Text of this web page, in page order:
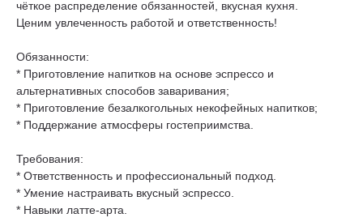
чёткое распределение обязанностей, вкусная кухня.
Ценим увлеченность работой и ответственность!
Обязанности:
* Приготовление напитков на основе эспрессо и
альтернативных способов заваривания;
* Приготовление безалкогольных некофейных напитков;
* Поддержание атмосферы гостеприимства.
Требования:
* Ответственность и профессиональный подход.
* Умение настраивать вкусный эспрессо.
* Навыки латте-арта.